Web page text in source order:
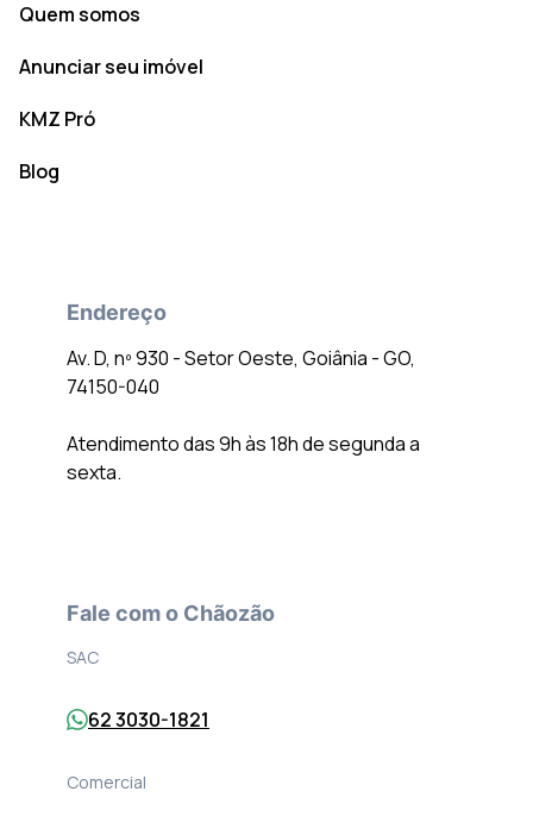
Quem somos
Anunciar seu imóvel
KMZ Pró
Blog
Endereço
Av. D, nº 930 - Setor Oeste, Goiânia - GO,
74150-040
Atendimento das 9h às 18h de segunda a
sexta.
Fale com o Chãozão
SAC
62 3030-1821
Comercial